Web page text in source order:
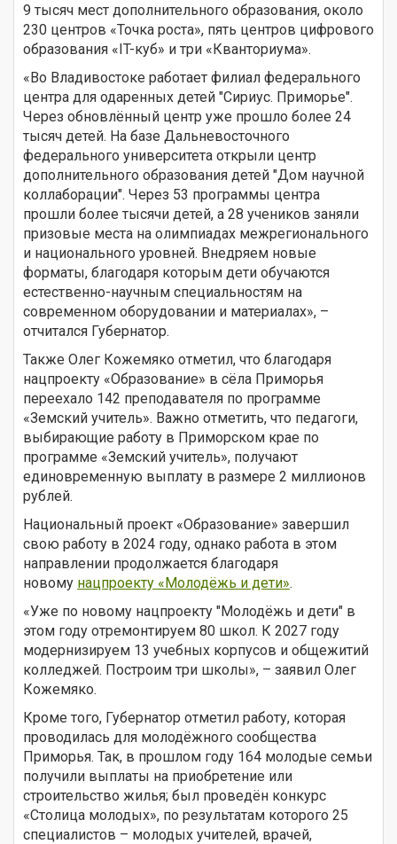
9 тысяч мест дополнительного образования, около
230 центров «Точка роста», пять центров цифрового
образования «IT-куб» и три «Кванториума».
«Во Владивостоке работает филиал федерального
центра для одаренных детей "Сириус. Приморье".
Через обновлённый центр уже прошло более 24
тысяч детей. На базе Дальневосточного
федерального университета открыли центр
дополнительного образования детей "Дом научной
коллаборации". Через 53 программы центра
прошли более тысячи детей, а 28 учеников заняли
призовые места на олимпиадах межрегионального
и национального уровней. Внедряем новые
форматы, благодаря которым дети обучаются
естественно-научным специальностям на
современном оборудовании и материалах», –
отчитался Губернатор.
Также Олег Кожемяко отметил, что благодаря
нацпроекту «Образование» в сёла Приморья
переехало 142 преподавателя по программе
«Земский учитель». Важно отметить, что педагоги,
выбирающие работу в Приморском крае по
программе «Земский учитель», получают
единовременную выплату в размере 2 миллионов
рублей.
Национальный проект «Образование» завершил
свою работу в 2024 году, однако работа в этом
направлении продолжается благодаря
новому нацпроекту «Молодёжь и дети».
«Уже по новому нацпроекту "Молодёжь и дети" в
этом году отремонтируем 80 школ. К 2027 году
модернизируем 13 учебных корпусов и общежитий
колледжей. Построим три школы», – заявил Олег
Кожемяко.
Кроме того, Губернатор отметил работу, которая
проводилась для молодёжного сообщества
Приморья. Так, в прошлом году 164 молодые семьи
получили выплаты на приобретение или
строительство жилья; был проведён конкурс
«Столица молодых», по результатам которого 25
специалистов – молодых учителей, врачей,